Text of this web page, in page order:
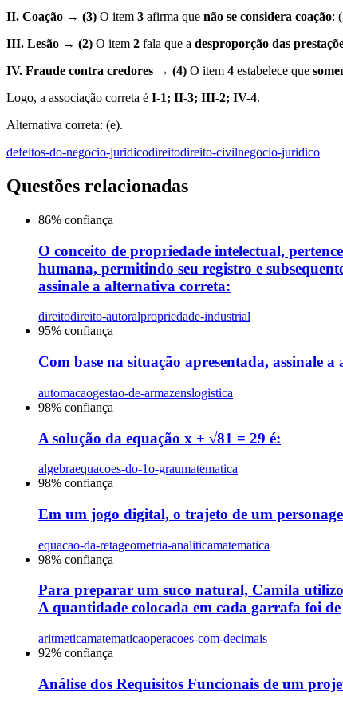
II. Coação → (3) O item 3 afirma que não se considera coação:
III. Lesão → (2) O item 2 fala que a desproporção das
IV. Fraude contra credores → (4) O item 4 estabelece que
Logo, a associação correta é I-1; II-3; III-2; IV-4.
Alternativa correta: (e).
defeitos-do-negocio-juridicodireitodireito-civilnegocio-juridico
Questões relacionadas
86% confiança
O conceito de propriedade intelectual,
humana, permitindo seu registro e
assinale a alternativa correta:
direitodireito-autoralpropriedade-industrial
95% confiança
Com base na situação apresentada, assinale
automacaogestao-de-armazenslogistica
98% confiança
A solução da equação x + √81 = 29 é:
algebraequacoes-do-1o-graumatematica
98% confiança
Em um jogo digital, o trajeto de um
equacao-da-retageometria-analiticamatematica
98% confiança
Para preparar um suco natural, Camila
A quantidade colocada em cada garrafa foi de
aritmeticamatematicaoperacoes-com-decimais
92% confiança
Análise dos Requisitos Funcionais de um